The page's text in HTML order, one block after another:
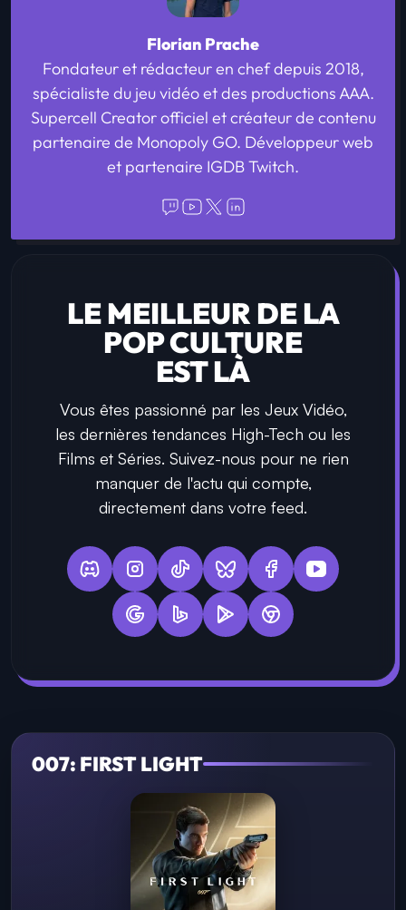
Florian Prache
Fondateur et rédacteur en chef depuis 2018,
spécialiste du jeu vidéo et des productions AAA.
Supercell Creator officiel et créateur de contenu
partenaire de Monopoly GO. Développeur web
et partenaire IGDB Twitch.
LE MEILLEUR DE LA
POP CULTURE
EST LÀ
Vous êtes passionné par les Jeux Vidéo,
les dernières tendances High-Tech ou les
Films et Séries. Suivez-nous pour ne rien
manquer de l'actu qui compte,
directement dans votre feed.
007: FIRST LIGHT